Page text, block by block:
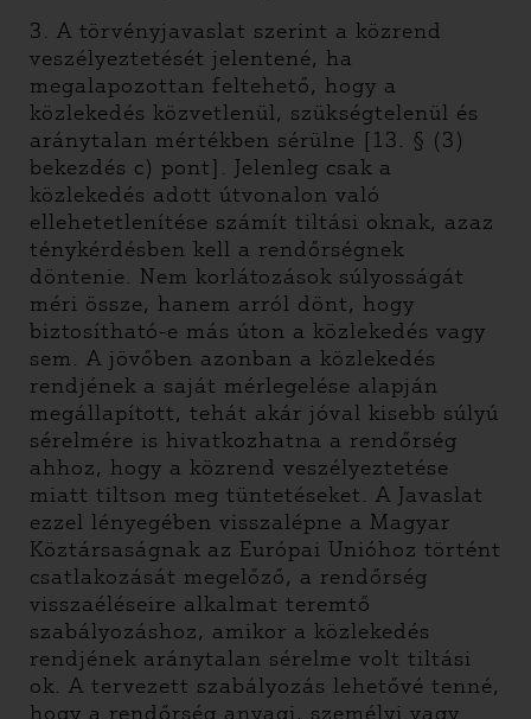
3. A törvényjavaslat szerint a közrend
veszélyeztetését jelentené, ha
megalapozottan feltehető, hogy a
közlekedés közvetlenül, szükségtelenül és
aránytalan mértékben sérülne [13. § (3)
bekezdés c) pont]. Jelenleg csak a
közlekedés adott útvonalon való
ellehetetlenítése számít tiltási oknak, azaz
ténykérdésben kell a rendőrségnek
döntenie. Nem korlátozások súlyosságát
méri össze, hanem arról dönt, hogy
biztosítható-e más úton a közlekedés vagy
sem. A jövőben azonban a közlekedés
rendjének a saját mérlegelése alapján
megállapított, tehát akár jóval kisebb súlyú
sérelmére is hivatkozhatna a rendőrség
ahhoz, hogy a közrend veszélyeztetése
miatt tiltson meg tüntetéseket. A Javaslat
ezzel lényegében visszalépne a Magyar
Köztársaságnak az Európai Unióhoz történt
csatlakozását megelőző, a rendőrség
visszaéléseire alkalmat teremtő
szabályozáshoz, amikor a közlekedés
rendjének aránytalan sérelme volt tiltási
ok. A tervezett szabályozás lehetővé tenné,
hogy a rendőrség anyagi, személyi vagy